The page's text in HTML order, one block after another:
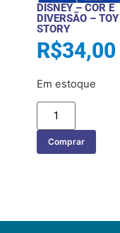
DISNEY – COR E
DIVERSÃO – TOY
STORY
R$34,00
Em estoque
Comprar